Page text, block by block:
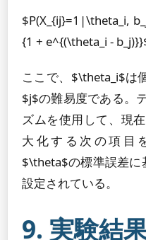
$P(X_{ij}=1|\theta_i,
{1 + e^{(\theta_i -
ここで、$\theta_i$は
$j$の難易度である。
ズムを使用して、現
大化する次の項目
$\theta$の標準誤差に
設定されている。
9. 実験結